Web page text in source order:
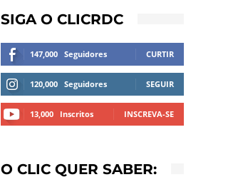
SIGA O CLICRDC
147,000 Seguidores CURTIR
120,000 Seguidores SEGUIR
13,000 Inscritos INSCREVA-SE
O CLIC QUER SABER: